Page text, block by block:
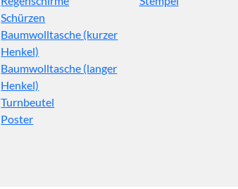
Schürzen
Baumwolltasche (kurzer
Henkel)
Baumwolltasche (langer
Henkel)
Turnbeutel
Poster